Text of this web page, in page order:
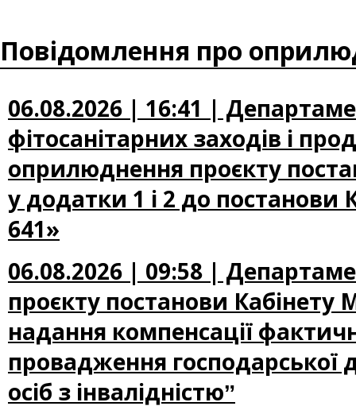
Повідомлення про
06.08.2026 | 16:41 |
фітосанітарних заходів і
оприлюднення проєкту
у додатки 1 і 2 до постанови
641»
06.08.2026 | 09:58 |
проєкту постанови Кабінету
надання компенсації
провадження господарської
осіб з інвалідністюˮ